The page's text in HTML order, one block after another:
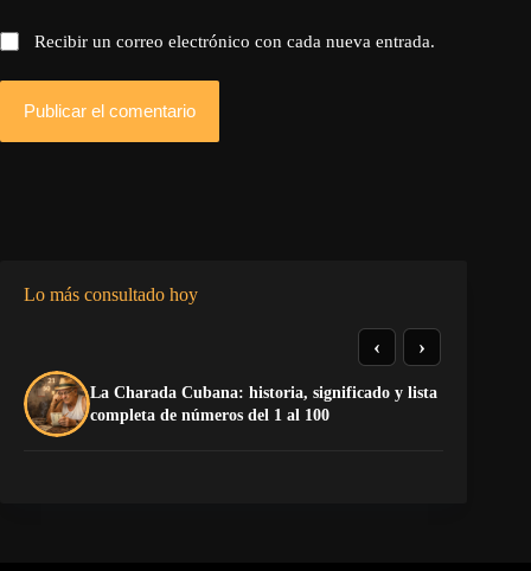
Recibir un correo electrónico con cada nueva entrada.
Publicar el comentario
Lo más consultado hoy
La Charada Cubana: historia, significado y lista
completa de números del 1 al 100
‹ ›